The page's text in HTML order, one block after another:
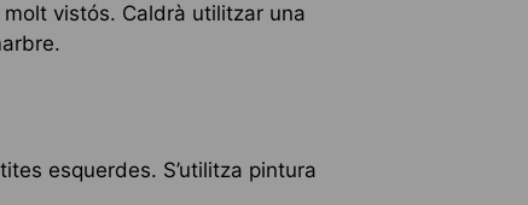
vistós. Caldrà utilitzar una
esquerdes. S’utilitza pintura